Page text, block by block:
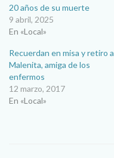
20 años de su muerte
9 abril, 2025
En «Local»
Recuerdan en misa y retiro a
Malenita, amiga de los
enfermos
12 marzo, 2017
En «Local»